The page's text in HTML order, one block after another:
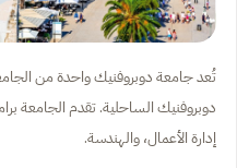
تُعد جامعة دوبروفنيك واحدة من
دوبروفنيك الساحلية. تقدم الجامعة
إدارة الأعمال، والهندسة.